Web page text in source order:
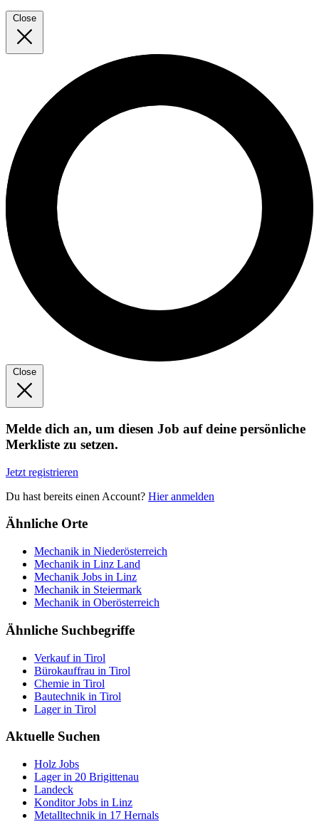
Close
Close
Melde dich an, um diesen Job auf deine persönliche
Merkliste zu setzen.
Jetzt registrieren
Du hast bereits einen Account? Hier anmelden
Ähnliche Orte
Mechanik in Niederösterreich
Mechanik in Linz Land
Mechanik Jobs in Linz
Mechanik in Steiermark
Mechanik in Oberösterreich
Ähnliche Suchbegriffe
Verkauf in Tirol
Bürokauffrau in Tirol
Chemie in Tirol
Bautechnik in Tirol
Lager in Tirol
Aktuelle Suchen
Holz Jobs
Lager in 20 Brigittenau
Landeck
Konditor Jobs in Linz
Metalltechnik in 17 Hernals